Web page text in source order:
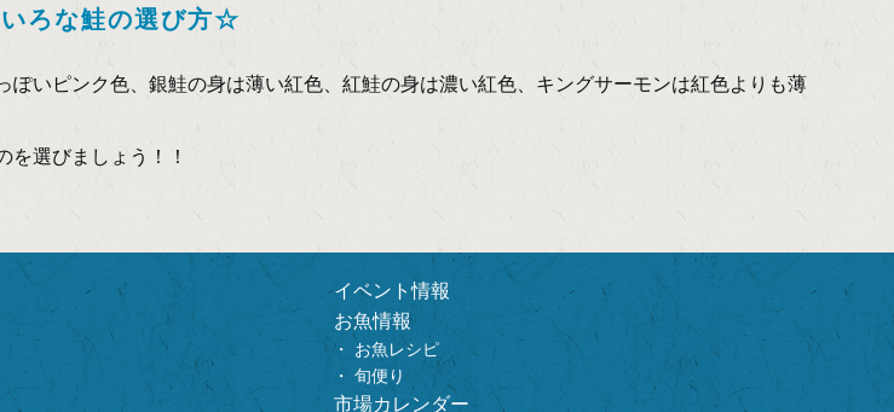
ろな鮭の選び方☆
いピンク色、銀鮭の身は薄い紅色、紅鮭の身は濃い紅色、キングサーモンは紅色よりも薄
選びましょう！！
イベント情報
お魚情報
お魚レシピ
旬便り
市場カレンダー